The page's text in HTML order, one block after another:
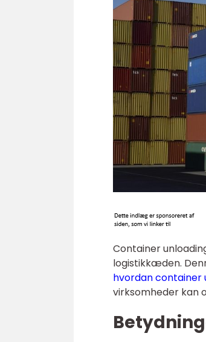
Container
logistikkæden.
hvordan container
virksomheder kan